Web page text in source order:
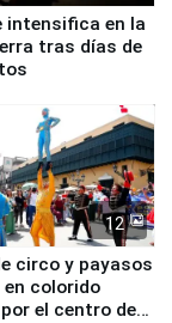
intensifica en la
tras días de
12
circo y payasos
colorido
el centro de